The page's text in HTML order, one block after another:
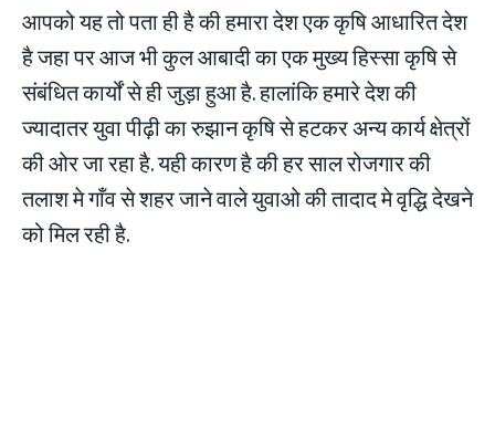
आपको यह तो पता ही है की हमारा देश एक कृषि आधारित देश
है जहा पर आज भी कुल आबादी का एक मुख्य हिस्सा कृषि से
संबंधित कार्यों से ही जुड़ा हुआ है. हालांकि हमारे देश की
ज्यादातर युवा पीढ़ी का रुझान कृषि से हटकर अन्य कार्य क्षेत्रों
की ओर जा रहा है. यही कारण है की हर साल रोजगार की
तलाश मे गाँव से शहर जाने वाले युवाओ की तादाद मे वृद्धि देखने
को मिल रही है.